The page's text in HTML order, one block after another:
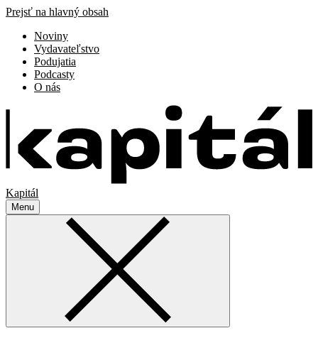
Prejsť na hlavný obsah
Noviny
Vydavateľstvo
Podujatia
Podcasty
O nás
Kapitál
Menu